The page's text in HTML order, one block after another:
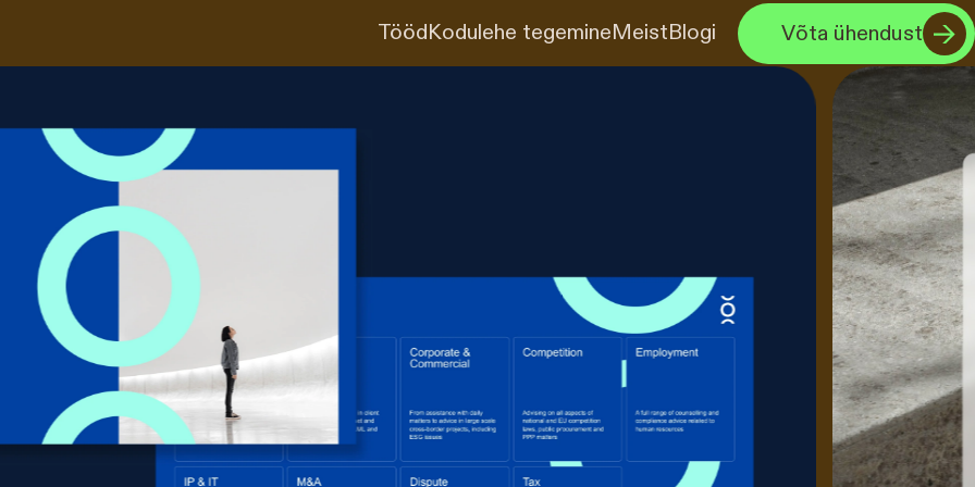
Tööd Kodulehe tegemine Meist Blogi Võta ühendust